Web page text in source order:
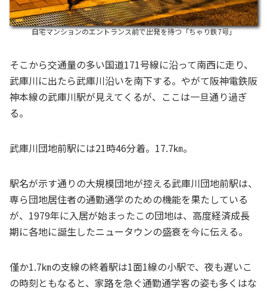
自宅マンションのエントランス前で出発を待つ「ちゃり鉄7号」
そこから交通量の多い国道171号線に沿って南西に走り、
武庫川に出たら武庫川沿いを南下する。やがて阪神電鉄阪
神本線の武庫川駅が見えてくるが、ここは一旦通り過ぎ
る。
武庫川団地前駅には21時46分着。17.7㎞。
駅名が示す通りの大規模団地が控える武庫川団地前駅は、
専ら団地居住者の通勤通学のための機能を果たしている
が、1979年に入居が始まったこの団地は、高度経済成長
期に各地に誕生したニュータウンの盛衰を今に伝える。
僅か1.7㎞の支線の終着駅は1面1線の小駅で、夜も遅いこ
の時刻ともなると、家路を急ぐ通勤通学客の姿も多くはな